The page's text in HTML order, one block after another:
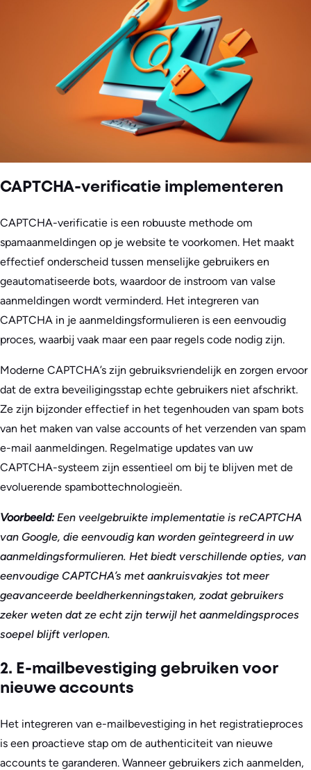
CAPTCHA-verificatie implementeren
CAPTCHA-verificatie is een robuuste methode om
spamaanmeldingen op je website te voorkomen. Het maakt
effectief onderscheid tussen menselijke gebruikers en
geautomatiseerde bots, waardoor de instroom van valse
aanmeldingen wordt verminderd. Het integreren van
CAPTCHA in je aanmeldingsformulieren is een eenvoudig
proces, waarbij vaak maar een paar regels code nodig zijn.
Moderne CAPTCHA’s zijn gebruiksvriendelijk en zorgen ervoor
dat de extra beveiligingsstap echte gebruikers niet afschrikt.
Ze zijn bijzonder effectief in het tegenhouden van spam bots
van het maken van valse accounts of het verzenden van spam
e-mail aanmeldingen. Regelmatige updates van uw
CAPTCHA-systeem zijn essentieel om bij te blijven met de
evoluerende spambottechnologieën.
Voorbeeld: Een veelgebruikte implementatie is reCAPTCHA
van Google, die eenvoudig kan worden geïntegreerd in uw
aanmeldingsformulieren. Het biedt verschillende opties, van
eenvoudige CAPTCHA’s met aankruisvakjes tot meer
geavanceerde beeldherkenningstaken, zodat gebruikers
zeker weten dat ze echt zijn terwijl het aanmeldingsproces
soepel blijft verlopen.
2. E-mailbevestiging gebruiken voor
nieuwe accounts
Het integreren van e-mailbevestiging in het registratieproces
is een proactieve stap om de authenticiteit van nieuwe
accounts te garanderen. Wanneer gebruikers zich aanmelden,